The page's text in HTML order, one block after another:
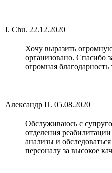
I. Chu. 22.12.2020
Хочу выразить
организовано. Спасибо
огромная
Александр П. 05.08.2020
Обслуживаюсь с
отделения
анализы и
персоналу за высокое